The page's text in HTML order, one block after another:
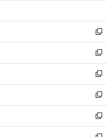
開
く
新
し
い
ウ
ィ
ン
ド
ウ
で
開
新
し
い
ウ
ィ
ン
ド
ウ
新
し
い
ウ
ィ
ン
新
し
い
ウ
新
し